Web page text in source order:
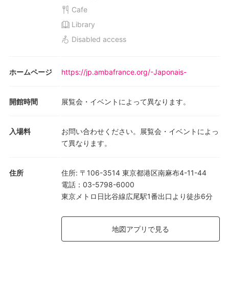
Cafe
Library
Disabled access
ホームページ https://jp.ambafrance.org/-Japonais-
開館時間 展覧会・イベントによって異なります。
入場料
お問い合わせください。展覧会・イベントによっ
て異なります。
住所 住所: 〒106-3514 東京都港区南麻布4-11-44
電話 ： 03-5798-6000
東京メトロ日比谷線広尾駅1番出口より徒歩6分
地図アプリで見る